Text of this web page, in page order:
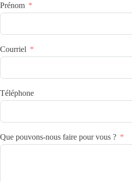
Prénom
Courriel
Téléphone
Que pouvons-nous faire pour vous ?